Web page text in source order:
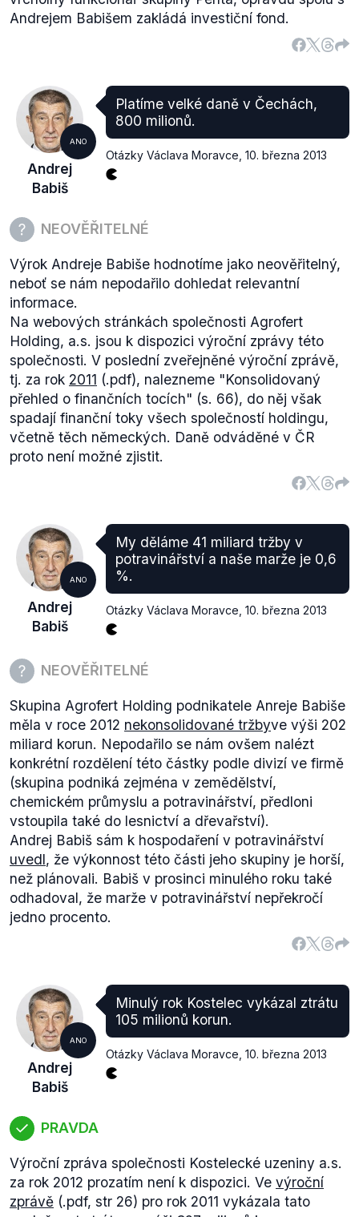
Andrejem Babišem zakládá investiční fond.
ANO
Andrej
Babiš
Platíme velké daně v Čechách,
800 milionů.
Otázky Václava Moravce 10. března 2013
NEOVĚŘITELNÉ
Výrok Andreje Babiše hodnotíme jako neověřitelný,
neboť se nám nepodařilo dohledat relevantní
informace.
Na webových stránkách společnosti Agrofert
Holding, a.s. jsou k dispozici výroční zprávy této
společnosti. V poslední zveřejněné výroční zprávě,
tj. za rok 2011 (.pdf), nalezneme "Konsolidovaný
přehled o finančních tocích" (s. 66), do něj však
spadají finanční toky všech společností holdingu,
včetně těch německých. Daně odváděné v ČR
proto není možné zjistit.
ANO
Andrej
Babiš
My děláme 41 miliard tržby v
potravinářství a naše marže je 0,6
%.
Otázky Václava Moravce 10. března 2013
NEOVĚŘITELNÉ
Skupina Agrofert Holding podnikatele Anreje Babiše
měla v roce 2012 nekonsolidované tržbyve výši 202
miliard korun. Nepodařilo se nám ovšem nalézt
konkrétní rozdělení této částky podle divizí ve firmě
(skupina podniká zejména v zemědělství,
chemickém průmyslu a potravinářství, předloni
vstoupila také do lesnictví a dřevařství).
Andrej Babiš sám k hospodaření v potravinářství
uvedl, že výkonnost této části jeho skupiny je horší,
než plánovali. Babiš v prosinci minulého roku také
odhadoval, že marže v potravinářství nepřekročí
jedno procento.
ANO
Andrej
Babiš
Minulý rok Kostelec vykázal ztrátu
105 milionů korun.
Otázky Václava Moravce 10. března 2013
PRAVDA
Výroční zpráva společnosti Kostelecké uzeniny a.s.
za rok 2012 prozatím není k dispozici. Ve výroční
zprávě (.pdf, str 26) pro rok 2011 vykázala tato